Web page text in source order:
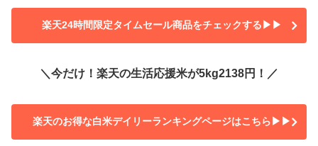
楽天24時間限定タイムセール商品をチェックする▶▶
＼今だけ！楽天の生活応援米が5kg2138円！／
楽天のお得な白米デイリーランキングページはこちら▶▶